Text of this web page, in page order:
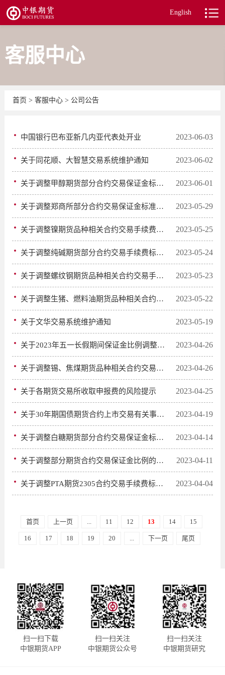
English
客服中心
首页 > 客服中心 > 公司公告
中国银行巴布亚新几内亚代表处开业 2023-06-03
关于同花顺、大智慧交易系统维护通知 2023-06-02
关于调整甲醇期货部分合约交易保证金标准的通知 2023-06-01
关于调整郑商所部分合约交易保证金标准的通知 2023-05-29
关于调整镍期货品种相关合约交易手续费的通知 2023-05-25
关于调整纯碱期货部分合约交易手续费标准的通知 2023-05-24
关于调整螺纹钢期货品种相关合约交易手续费的通知 2023-05-23
关于调整生猪、燃料油期货品种相关合约交易手续费的通知 2023-05-22
关于文华交易系统维护通知 2023-05-19
关于2023年五一长假期间保证金比例调整及风险提示的通知 2023-04-26
关于调整锡、焦煤期货品种相关合约交易手续费的通知 2023-04-26
关于各期货交易所收取申报费的风险提示 2023-04-25
关于30年期国债期货合约上市交易有关事项的通知 2023-04-19
关于调整白糖期货部分合约交易保证金标准的通知 2023-04-14
关于调整部分期货合约交易保证金比例的通知 2023-04-11
关于调整PTA期货2305合约交易手续费标准的通知 2023-04-04
首页 上一页 ... 11 12 13 14 15
16 17 18 19 20 ... 下一页 尾页
扫一扫下载
中银期货APP
扫一扫关注
中银期货公众号
扫一扫关注
中银期货研究